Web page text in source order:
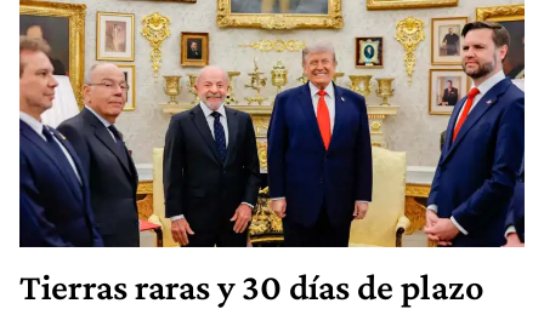
Tierras raras y 30 días de plazo